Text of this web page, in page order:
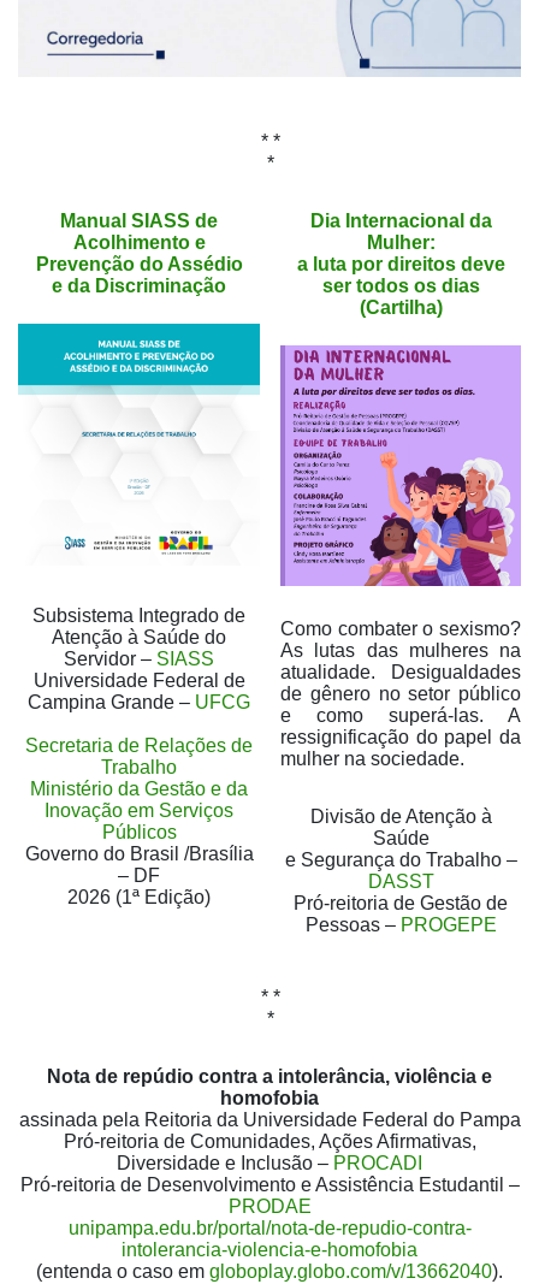
* *
*
Manual SIASS de
Acolhimento e
Prevenção do Assédio
e da Discriminação
Subsistema Integrado de
Atenção à Saúde do
Servidor – SIASS
Universidade Federal de
Campina Grande – UFCG
Secretaria de Relações de
Trabalho
Ministério da Gestão e da
Inovação em Serviços
Públicos
Governo do Brasil /Brasília
– DF
2026 (1ª Edição)
Dia Internacional da
Mulher:
a luta por direitos deve
ser todos os dias
(Cartilha)
Como combater o sexismo?
As lutas das mulheres na
atualidade. Desigualdades
de gênero no setor público
e como superá-las. A
ressignificação do papel da
mulher na sociedade.
Divisão de Atenção à
Saúde
e Segurança do Trabalho –
DASST
Pró-reitoria de Gestão de
Pessoas – PROGEPE
* *
*
Nota de repúdio contra a intolerância, violência e
homofobia
assinada pela Reitoria da Universidade Federal do Pampa
Pró-reitoria de Comunidades, Ações Afirmativas,
Diversidade e Inclusão – PROCADI
Pró-reitoria de Desenvolvimento e Assistência Estudantil –
PRODAE
unipampa.edu.br/portal/nota-de-repudio-contra-
intolerancia-violencia-e-homofobia
(entenda o caso em globoplay.globo.com/v/13662040).